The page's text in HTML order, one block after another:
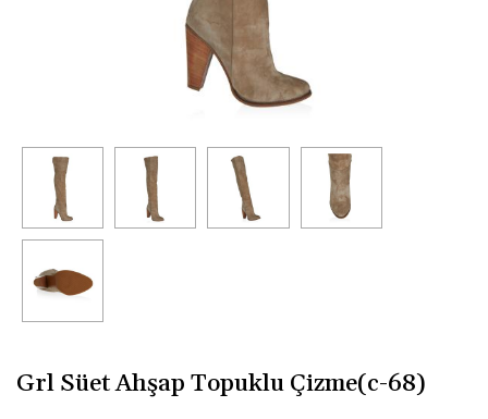
Grl Süet Ahşap Topuklu Çizme(c-68)